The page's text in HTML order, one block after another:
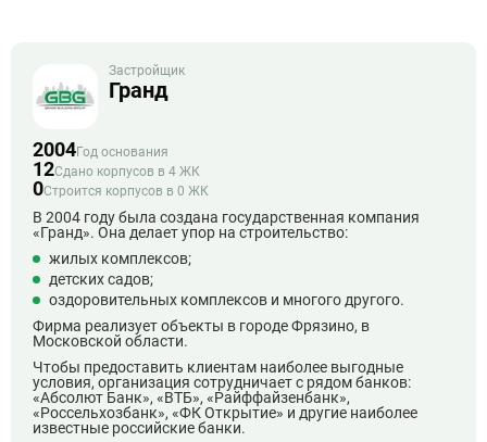
Застройщик
Гранд
2004Год основания
12Сдано корпусов в 4 ЖК
0Строится корпусов в 0 ЖК
В 2004 году была создана государственная компания
«Гранд». Она делает упор на строительство:
жилых комплексов;
детских садов;
оздоровительных комплексов и многого другого.
Фирма реализует объекты в городе Фрязино, в
Московской области.
Чтобы предоставить клиентам наиболее выгодные
условия, организация сотрудничает с рядом банков:
«Абсолют Банк», «ВТБ», «Райффайзенбанк»,
«Россельхозбанк», «ФК Открытие» и другие наиболее
известные российские банки.